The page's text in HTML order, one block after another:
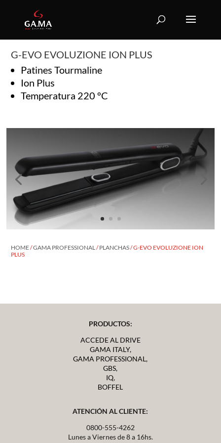
G-EVO EVOLUZIONE ION PLUS
Patines Tourmaline
Ion Plus
Temperatura 220 °C
HOME/GAMA PROFESSIONAL /PLANCHAS/ G-EVO EVOLUZIONE ION
PLUS
PRODUCTOS:
ACCEDE AL DRIVE
GAMA ITALY,
GAMA PROFESSIONAL,
GBS,
IQ,
BOFFEL
ATENCIÓN AL CLIENTE:
0800-555-4262
Lunes a Viernes de 8 a 16hs.